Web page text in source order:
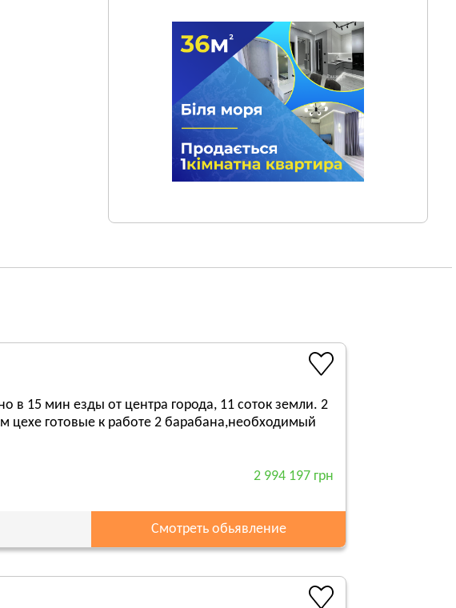
в 15 мин езды от центра города, 11 соток земли. 2
цехе готовые к работе 2 барабана,необходимый
2 994 197 грн
Смотреть обьявление